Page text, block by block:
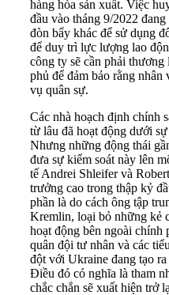
hàng hóa sản xuất. Việc
đầu vào tháng 9/2022
đòn bẩy khác để sử dụng
để duy trì lực lượng lao
công ty sẽ cần phải
phủ để đảm bảo rằng
vụ quân sự.
Các nhà hoạch định chính
từ lâu đã hoạt động dưới
Nhưng những động thái
đưa sự kiểm soát này lên
tế Andrei Shleifer và
trưởng cao trong thập kỷ
phần là do cách ông tập
Kremlin, loại bỏ những kẻ
hoạt động bên ngoài chính
quân đội tư nhân và các
đột với Ukraine đang tạo
Điều đó có nghĩa là tham
chắc chắn sẽ xuất hiện trở